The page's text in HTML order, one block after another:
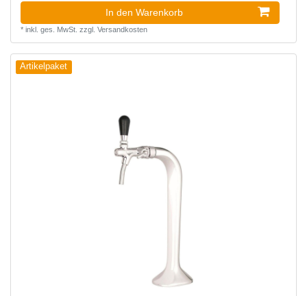
In den Warenkorb
* inkl. ges. MwSt. zzgl. Versandkosten
Artikelpaket